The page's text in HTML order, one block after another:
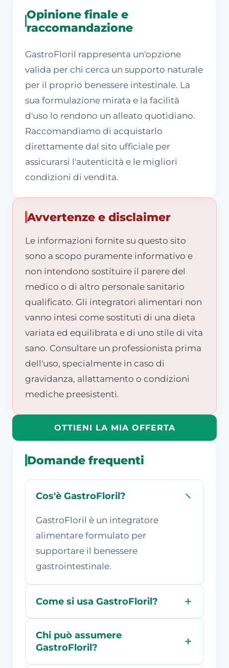
Opinione finale e
raccomandazione
GastroFloril rappresenta un'opzione
valida per chi cerca un supporto naturale
per il proprio benessere intestinale. La
sua formulazione mirata e la facilità
d'uso lo rendono un alleato quotidiano.
Raccomandiamo di acquistarlo
direttamente dal sito ufficiale per
assicurarsi l'autenticità e le migliori
condizioni di vendita.
Avvertenze e disclaimer
Le informazioni fornite su questo sito
sono a scopo puramente informativo e
non intendono sostituire il parere del
medico o di altro personale sanitario
qualificato. Gli integratori alimentari non
vanno intesi come sostituti di una dieta
variata ed equilibrata e di uno stile di vita
sano. Consultare un professionista prima
dell'uso, specialmente in caso di
gravidanza, allattamento o condizioni
mediche preesistenti.
OTTIENI LA MIA OFFERTA
Domande frequenti
Cos'è GastroFloril?
GastroFloril è un integratore
alimentare formulato per
supportare il benessere
gastrointestinale.
Come si usa GastroFloril?
Chi può assumere
GastroFloril?